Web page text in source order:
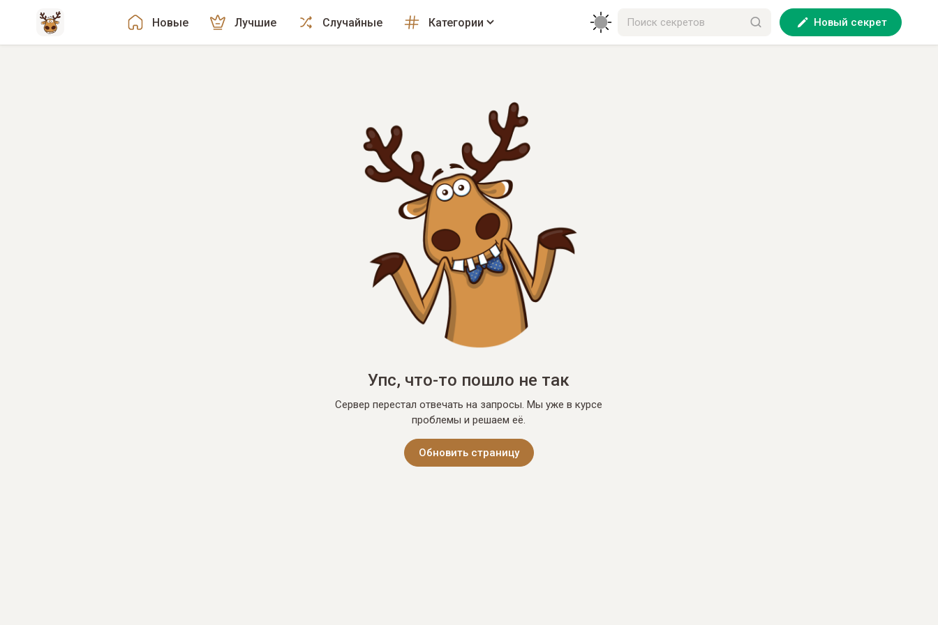
Новые Лучшие Случайные Категории Новый секрет
Упс, что-то пошло не так
Сервер перестал отвечать на запросы. Мы уже в курсе
проблемы и решаем её.
Обновить страницу